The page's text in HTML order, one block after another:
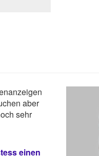
aber
sehr
einen